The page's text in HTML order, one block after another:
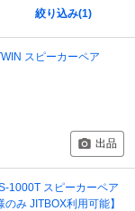
絞り込み(1)
スピーカーペア
出品
1000T スピーカーペア
み JITBOX利用可能】